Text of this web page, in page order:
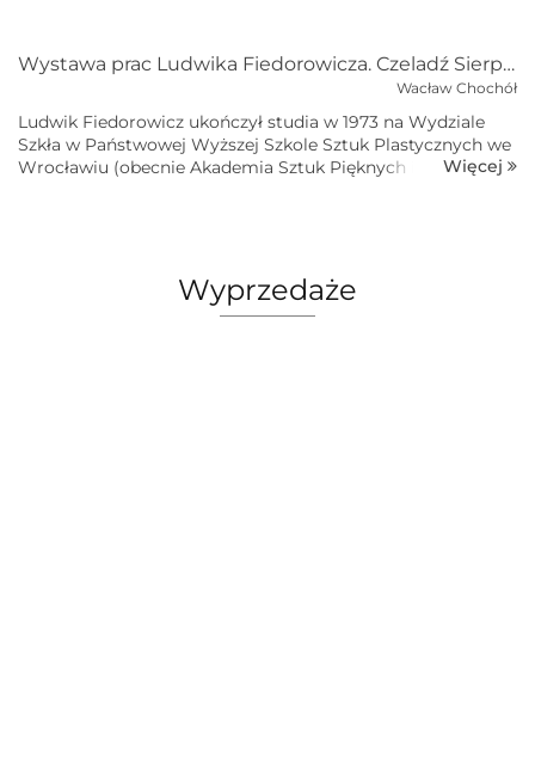
Wystawa prac Ludwika Fiedorowicza. Czeladź Sierpień 2019.
Wacław Chochół
Ludwik Fiedorowicz ukończył studia w 1973 na Wydziale
Szkła w Państwowej Wyższej Szkole Sztuk Plastycznych we
Wrocławiu (obecnie Akademia Sztuk Pięknych im.
Więcej
Wyprzedaże